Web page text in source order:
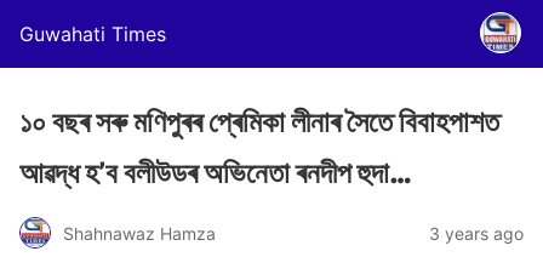
Guwahati Times
১০ বছৰ সৰু মণিপুৰৰ প্ৰেমিকা লীনাৰ সৈতে বিবাহপাশত
আৱদ্ধ হ’ব বলীউডৰ অভিনেতা ৰনদীপ হুদা…
Shahnawaz Hamza 3 years ago